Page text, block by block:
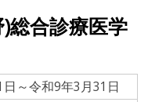
総合診療医学
～令和9年3月31日